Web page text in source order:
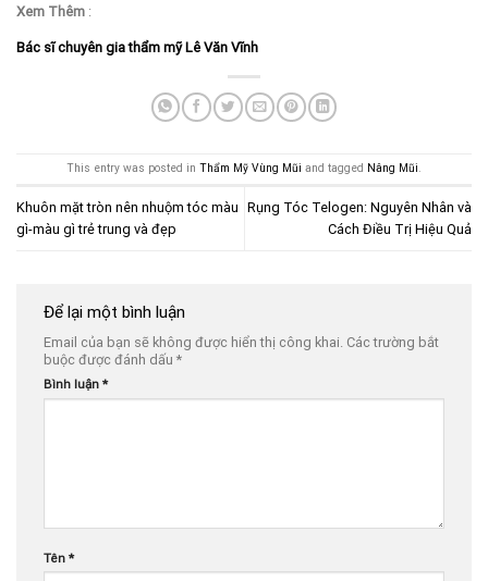
Xem Thêm :
Bác sĩ chuyên gia thẩm mỹ Lê Văn Vĩnh
This entry was posted in Thẩm Mỹ Vùng Mũi and tagged Nâng Mũi.
Khuôn mặt tròn nên nhuộm tóc màu
gì-màu gì trẻ trung và đẹp
Rụng Tóc Telogen: Nguyên Nhân và
Cách Điều Trị Hiệu Quả
Để lại một bình luận
Email của bạn sẽ không được hiển thị công khai. Các trường bắt
buộc được đánh dấu *
Bình luận *
Tên *